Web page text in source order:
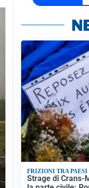
FRIZIONI TRA PAESI
Strage di Crans-